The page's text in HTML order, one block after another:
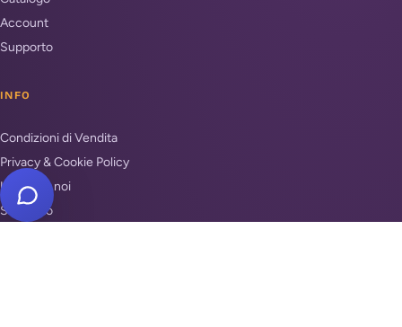
Account
Supporto
INFO
Condizioni di Vendita
Privacy & Cookie Policy
Unisciti a noi
Supporto